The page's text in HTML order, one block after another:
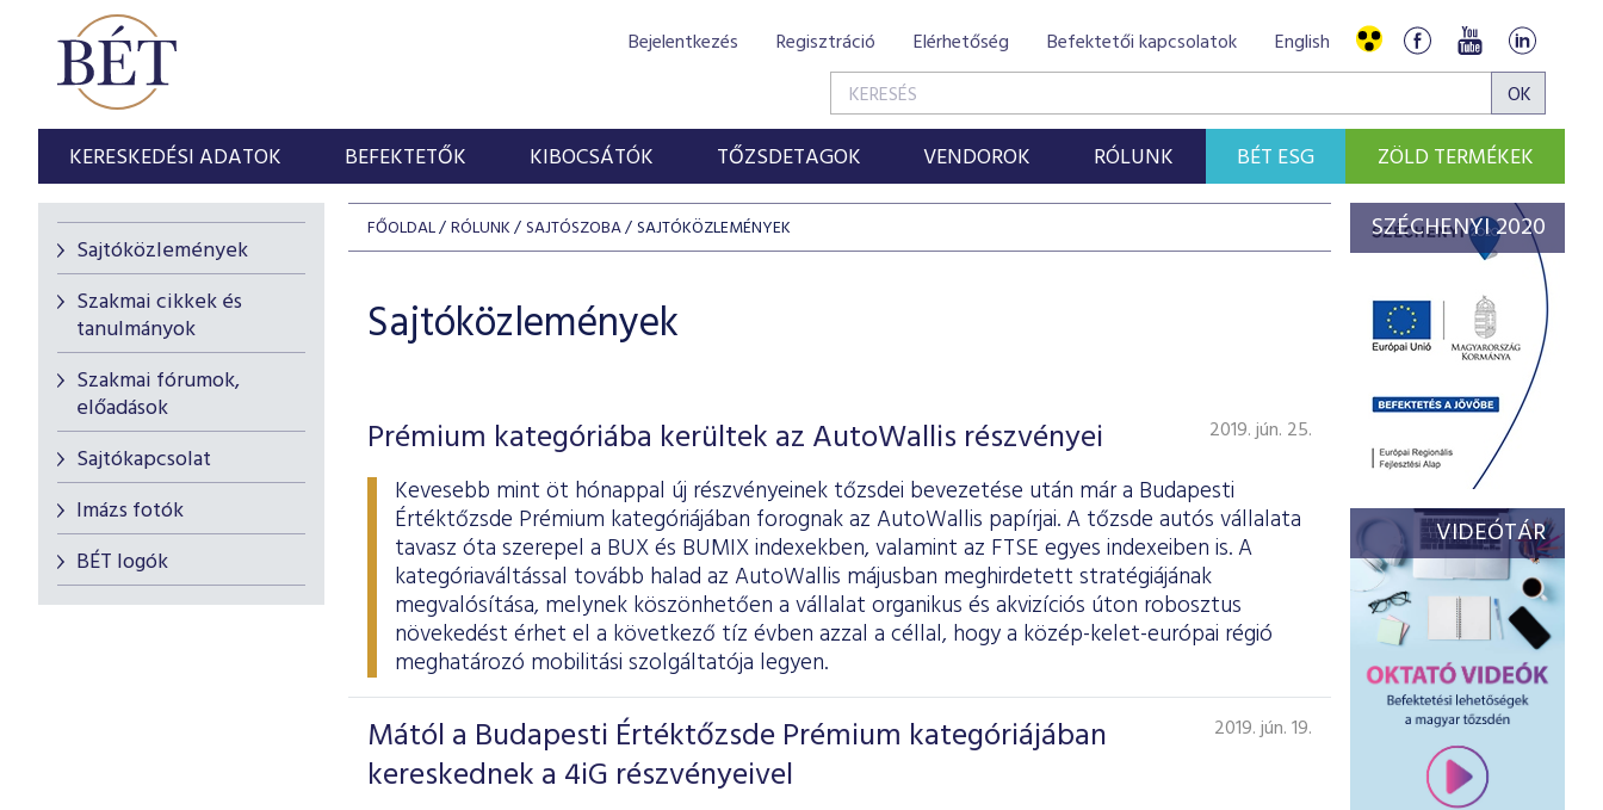
Bejelentkezés Regisztráció Elérhetőség Befektetői kapcsolatok English
KERESKEDÉSI ADATOK BEFEKTETŐK KIBOCSÁTÓK TŐZSDETAGOK VENDOROK RÓLUNK BÉT ESG ZÖLD TERMÉKEK
Sajtóközlemények
Szakmai cikkek és
tanulmányok
Szakmai fórumok,
előadások
Sajtókapcsolat
Imázs fotók
BÉT logók
FŐOLDAL RÓLUNK SAJTÓSZOBA SAJTÓKÖZLEMÉNYEK
Sajtóközlemények
Prémium kategóriába kerültek az AutoWallis részvényei 2019. jún. 25.
Kevesebb mint öt hónappal új részvényeinek tőzsdei bevezetése után már a Budapesti
Értéktőzsde Prémium kategóriájában forognak az AutoWallis papírjai. A tőzsde autós vállalata
tavasz óta szerepel a BUX és BUMIX indexekben, valamint az FTSE egyes indexeiben is. A
kategóriaváltással tovább halad az AutoWallis májusban meghirdetett stratégiájának
megvalósítása, melynek köszönhetően a vállalat organikus és akvizíciós úton robosztus
növekedést érhet el a következő tíz évben azzal a céllal, hogy a közép-kelet-európai régió
meghatározó mobilitási szolgáltatója legyen.
Mától a Budapesti Értéktőzsde Prémium kategóriájában
kereskednek a 4iG részvényeivel
2019. jún. 19.
SZÉCHENYI 2020
VIDEÓTÁR